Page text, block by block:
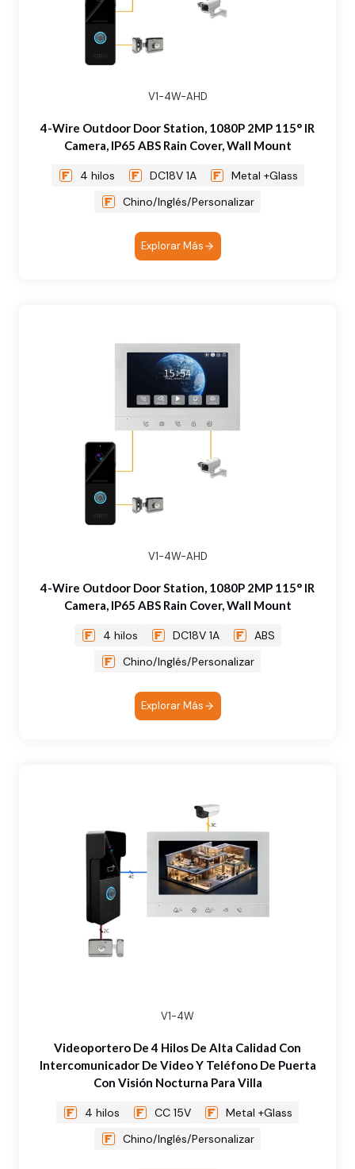
V1-4W-AHD
4-Wire Outdoor Door Station, 1080P 2MP 115° IR
Camera, IP65 ABS Rain Cover, Wall Mount
4 hilos DC18V 1A
Metal +Glass
Chino/Inglés/Personalizar
Explorar Más
V1-4W-AHD
4-Wire Outdoor Door Station, 1080P 2MP 115° IR
Camera, IP65 ABS Rain Cover, Wall Mount
4 hilos DC18V 1A
ABS
Chino/Inglés/Personalizar
Explorar Más
V1-4W
Videoportero De 4 Hilos De Alta Calidad Con
Intercomunicador De Video Y Teléfono De Puerta
Con Visión Nocturna Para Villa
4 hilos CC 15V
Metal +Glass
Chino/Inglés/Personalizar